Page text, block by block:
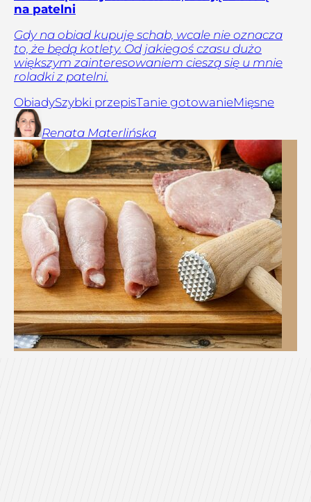
na patelni
Gdy na obiad kupuję schab, wcale nie oznacza
to, że będą kotlety. Od jakiegoś czasu dużo
większym zainteresowaniem cieszą się u mnie
roladki z patelni.
ObiadySzybki przepisTanie gotowanieMięsne
Renata Materlińska